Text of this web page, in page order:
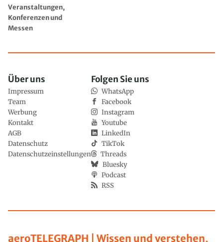
Veranstaltungen,
Konferenzen und
Messen
aeroTELEGRAPH | Wissen und verstehen,
Über uns
Impressum
Team
Werbung
Kontakt
AGB
Datenschutz
Datenschutzeinstellungen
Folgen Sie uns
WhatsApp
Facebook
Instagram
Youtube
LinkedIn
TikTok
Threads
Bluesky
Podcast
RSS